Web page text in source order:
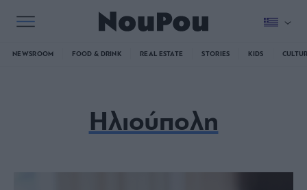
NEWSROOM FOOD & DRINK REAL ESTATE STORIES KIDS
Ηλιούπολη